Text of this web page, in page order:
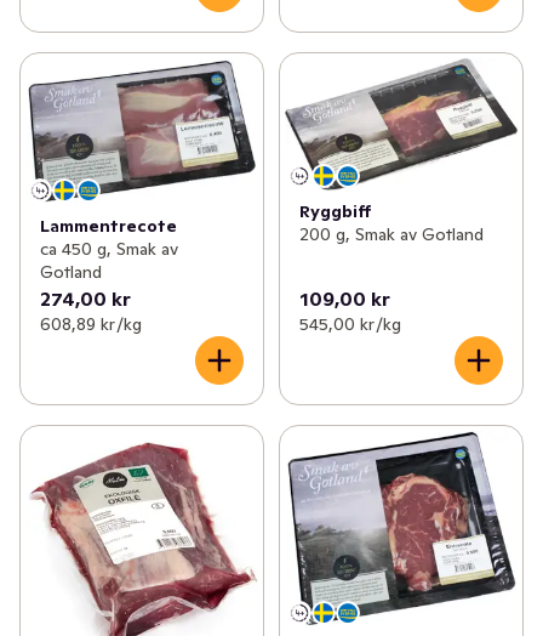
Lammentrecote
ca 450 g, Smak av
Gotland
274,00 kr
608,89 kr /kg
Ryggbiff
200 g, Smak av Gotland
109,00 kr
545,00 kr /kg